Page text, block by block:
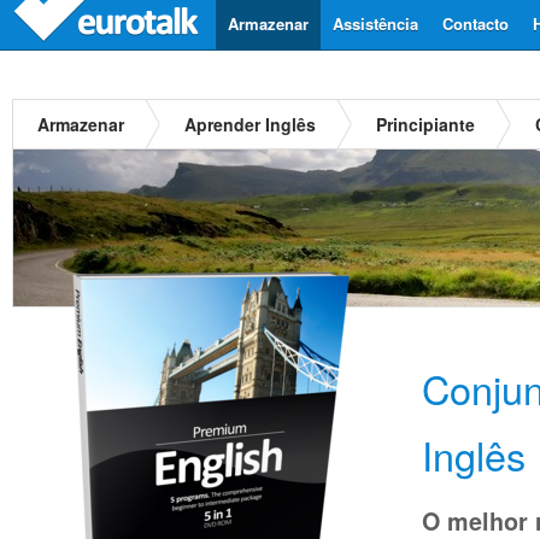
Contacto
Assistência
Armazenar
Armazenar Aprender Inglês Principiante
Inglês
O melhor